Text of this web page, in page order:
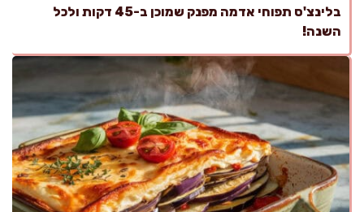
בלינצ'ס תפוחי אדמה מפנק שמוכן ב-45 דקות ולכל
השנה!